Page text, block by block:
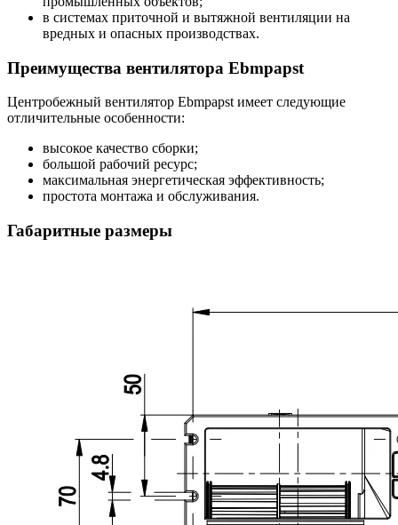
в системах приточной и вытяжной вентиляции на
вредных и опасных производствах.
Преимущества вентилятора Ebmpapst
Центробежный вентилятор Ebmpapst имеет следующие
отличительные особенности:
высокое качество сборки;
большой рабочий ресурс;
максимальная энергетическая эффективность;
простота монтажа и обслуживания.
Габаритные размеры